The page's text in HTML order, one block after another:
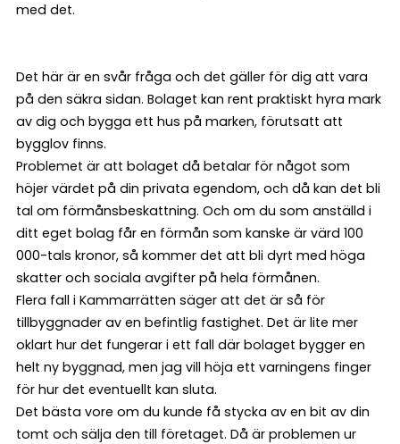
med det.
Det här är en svår fråga och det gäller för dig att vara
på den säkra sidan. Bolaget kan rent praktiskt hyra mark
av dig och bygga ett hus på marken, förutsatt att
bygglov finns.
Problemet är att bolaget då betalar för något som
höjer värdet på din privata egendom, och då kan det bli
tal om förmånsbeskattning. Och om du som anställd i
ditt eget bolag får en förmån som kanske är värd 100
000-tals kronor, så kommer det att bli dyrt med höga
skatter och sociala avgifter på hela förmånen.
Flera fall i Kammarrätten säger att det är så för
tillbyggnader av en befintlig fastighet. Det är lite mer
oklart hur det fungerar i ett fall där bolaget bygger en
helt ny byggnad, men jag vill höja ett varningens finger
för hur det eventuellt kan sluta.
Det bästa vore om du kunde få stycka av en bit av din
tomt och sälja den till företaget. Då är problemen ur